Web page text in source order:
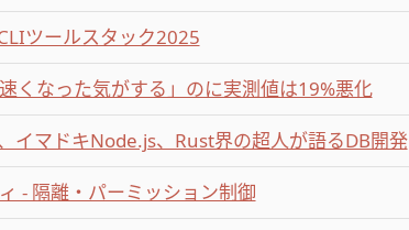
ツールスタック2025
なった気がする」のに実測値は19%悪化
イマドキNode.js、Rust界の超人が語るDB開発
- 隔離・パーミッション制御